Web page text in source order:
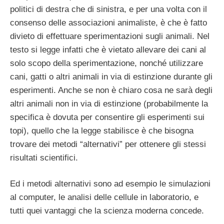
politici di destra che di sinistra, e per una volta con il
consenso delle associazioni animaliste, è che è fatto
divieto di effettuare sperimentazioni sugli animali. Nel
testo si legge infatti che è vietato allevare dei cani al
solo scopo della sperimentazione, nonché utilizzare
cani, gatti o altri animali in via di estinzione durante gli
esperimenti. Anche se non è chiaro cosa ne sarà degli
altri animali non in via di estinzione (probabilmente la
specifica è dovuta per consentire gli esperimenti sui
topi), quello che la legge stabilisce è che bisogna
trovare dei metodi “alternativi” per ottenere gli stessi
risultati scientifici.
Ed i metodi alternativi sono ad esempio le simulazioni
al computer, le analisi delle cellule in laboratorio, e
tutti quei vantaggi che la scienza moderna concede.